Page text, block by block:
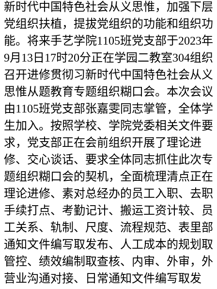
新时代中国特色社会从义思惟，加强下层
党组织扶植，提拔党组织的功能和组织功
能。将来手艺学院1105班党支部于2023年
9月13日17时20分正在学园二教室304组织
召开进修贯彻习新时代中国特色社会从义
思惟从题教育专题组织糊口会。本次会议
由1105班党支部张嘉雯同志掌管，全体学
生加入。按照学校、学院党委相关文件要
求，党支部正在会前组织开展了理论进
修、交心谈话、要求全体同志抓住此次专
题组织糊口会的契机，全面梳理清点正在
理论进修、素对总经办的员工入职、去职
手续打点、考勤记计、搬运工资计较、员
工关系、轨制、尺度、流程规范、表里部
通知文件编写取发布、人工成本的规划取
管控、绩效编制取查核、内审、外审，外
营业沟通对接、日常通知文件编写取发